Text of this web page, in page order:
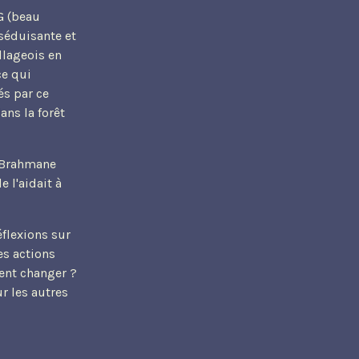
(beau
et
en
qui
par ce
la forêt
l'aidait à
sur
actions
changer ?
les autres